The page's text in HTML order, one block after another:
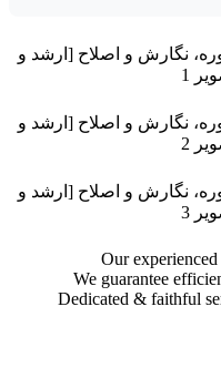
Our
We guarantee
Dedicated & faithful